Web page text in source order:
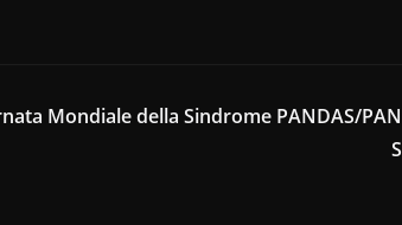
Mondiale della Sindrome PANDAS/PAN
S